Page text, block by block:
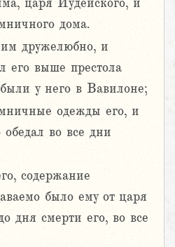
царя Иудейского, и
дома.
дружелюбно, и
его выше престола
у него в Вавилоне;
одежды его, и
обедал во все дни
содержание
было ему от царя
дня смерти его, во все